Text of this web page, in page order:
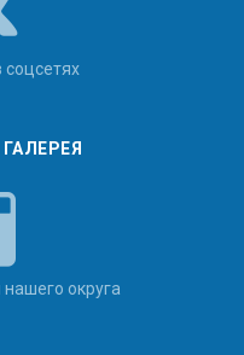
округа